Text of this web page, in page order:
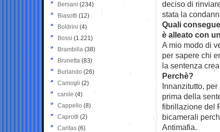
deciso di
stata la
Quali
è alleato con
A mio modo di
per sapere chi
la sentenza
Perchè?
Innanzitutto,
prima della
fibrillazione del
bicamerali
Antimafia.
Bersani (234)
Biasotti (12)
Boldrini (4)
Bossi (1.221)
Brambilla (38)
Brunetta (83)
Burlando (26)
Camogli (2)
canile (4)
Cappello (8)
Caprotti (2)
Caritas (6)